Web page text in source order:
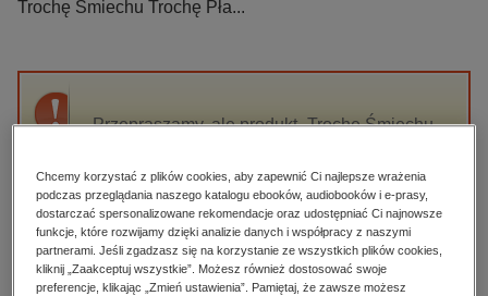
Zobacz wszystkie E-prasa
budownictwo, aranżacja wnętrz
darmowe wydania
edukacja
hobby, sport, rozrywka
komputery, internet, technologie, informatyka
Trochę Śmiechu Trochę Pła...
Przepraszamy, ale produkt „Trochę Śmiechu
High-contrast mode
Polecane
Chcemy korzystać z plików cookies, aby zapewnić Ci najlepsze wrażenia
podczas przeglądania naszego katalogu ebooków, audiobooków i e-prasy,
dostarczać spersonalizowane rekomendacje oraz udostępniać Ci najnowsze
funkcje, które rozwijamy dzięki analizie danych i współpracy z naszymi
partnerami. Jeśli zgadzasz się na korzystanie ze wszystkich plików cookies,
kliknij „Zaakceptuj wszystkie”. Możesz również dostosować swoje
preferencje, klikając „Zmień ustawienia”. Pamiętaj, że zawsze możesz